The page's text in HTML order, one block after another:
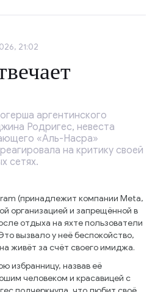
21:02
аргентинского
Родригес, невеста
«Аль-Насра»
на критику своей
сетях.
(принадлежит компании Meta,
организацией и запрещённой в
отдыха на яхте пользователи
вызвало у неё беспокойство,
живёт за счёт своего имиджа.
избранницу, назвав её
человеком и красавицей с